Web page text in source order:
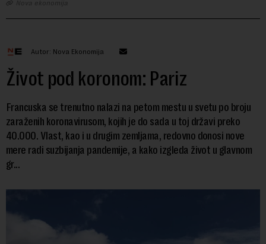
Nova ekonomija
Autor: Nova Ekonomija
Život pod koronom: Pariz
Francuska se trenutno nalazi na petom mestu u svetu po broju
zaraženih koronavirusom, kojih je do sada u toj državi preko
40.000. Vlast, kao i u drugim zemljama, redovno donosi nove
mere radi suzbijanja pandemije, a kako izgleda život u glavnom
gr...